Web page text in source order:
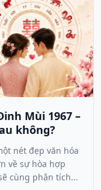
Mùi 1967 –
không?
nét đẹp văn hóa
về sự hòa hợp
cùng phân tích...